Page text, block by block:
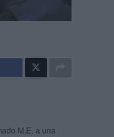
M.E. a una